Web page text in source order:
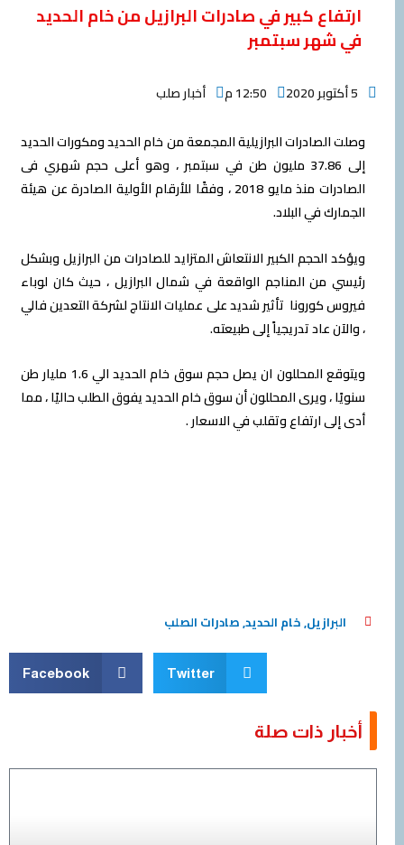
ارتفاع كبير في صادرات البرازيل من خام الحديد
في شهر سبتمبر
12:50 م أخبار صلب
وصلت الصادرات البرازيلية المجمعة من خام الحديد ومكورات الحديد
إلى 37.86 مليون طن في سبتمبر ، وهو أعلى حجم شهري فى
الصادرات منذ مايو 2018 ، وفقًا للأرقام الأولية الصادرة عن هيئة
الجمارك في البلاد.
ويؤكد الحجم الكبير الانتعاش المتزايد للصادرات من البرازيل وبشكل
رئيسي من المناجم الواقعة في شمال البرازيل ، حيث كان لوباء
فيروس كورونا تأثير شديد على عمليات الانتاج لشركة التعدين فالي
، والآن عاد تدريجياً إلى طبيعته.
ويتوقع المحللون ان يصل حجم سوق خام الحديد الي 1.6 مليار طن
سنويًا ، ويرى المحللون أن سوق خام الحديد يفوق الطلب حاليًا ، مما
أدى إلى ارتفاع وتقلب في الاسعار .
البرازيل,خام الحديد,صادرات الصلب
Twitter
Facebook
أخبار ذات صلة